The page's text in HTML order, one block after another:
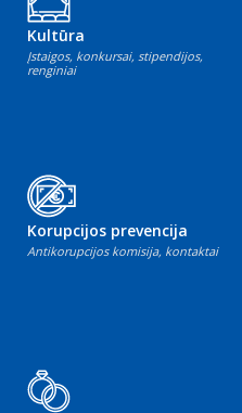
Kultūra
Įstaigos, konkursai, stipendijos,
renginiai
Korupcijos prevencija
Antikorupcijos komisija, kontaktai